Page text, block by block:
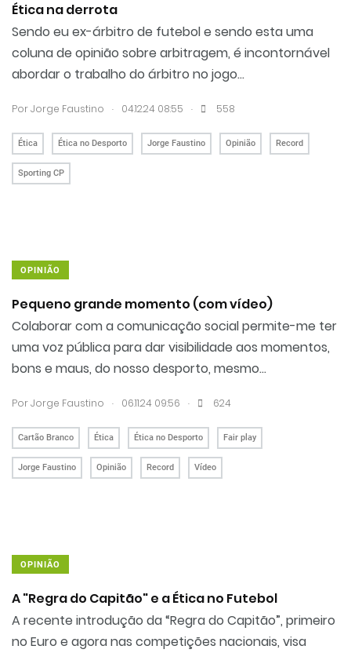
Ética na derrota
Sendo eu ex-árbitro de futebol e sendo esta uma
coluna de opinião sobre arbitragem, é incontornável
abordar o trabalho do árbitro no jogo...
PorJorge Faustino . 04.12.24 08:55 . 558
Ética Ética no Desporto Jorge Faustino Opinião Record
Sporting CP
OPINIÃO
Pequeno grande momento (com vídeo)
Colaborar com a comunicação social permite-me ter
uma voz pública para dar visibilidade aos momentos,
bons e maus, do nosso desporto, mesmo...
PorJorge Faustino . 06.11.24 09:56 . 624
Cartão Branco Ética Ética no Desporto Fair play
Jorge Faustino Opinião Record Vídeo
OPINIÃO
A "Regra do Capitão" e a Ética no Futebol
A recente introdução da “Regra do Capitão”, primeiro
no Euro e agora nas competições nacionais, visa